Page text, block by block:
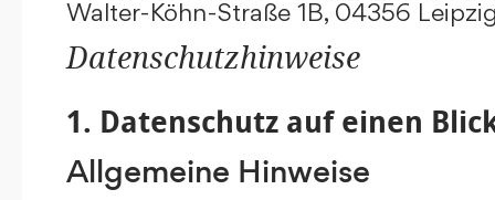
Walter-Köhn-Straße 1B, 04356
Datenschutzhinweise
1. Datenschutz auf einen
Allgemeine Hinweise